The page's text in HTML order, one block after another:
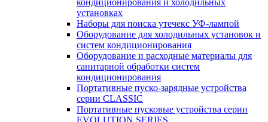
кондиционирования и холодильных
установках
Наборы для поиска утечекс УФ-лампой
Оборудование для холодильных установок и
систем кондиционирования
Оборудование и расходные материалы для
санитарной обработки систем
кондиционирования
Портативные пуско-зарядные устройства
серии CLASSIC
Портативные пусковые устройства серии
EVOLUTION SERIES